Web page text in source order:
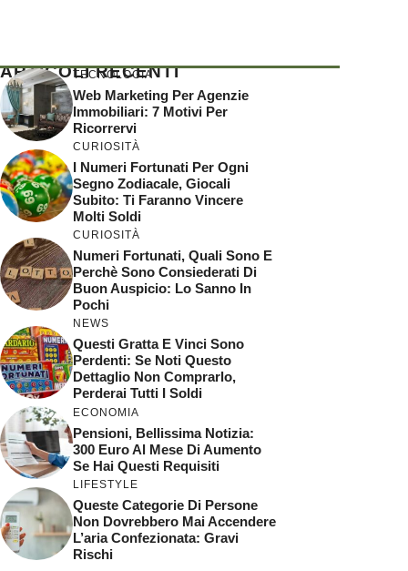
ARTICOLI RECENTI
TECNOLOGIA
Web Marketing Per Agenzie
Immobiliari: 7 Motivi Per
Ricorrervi
CURIOSITÀ
I Numeri Fortunati Per Ogni
Segno Zodiacale, Giocali
Subito: Ti Faranno Vincere
Molti Soldi
CURIOSITÀ
Numeri Fortunati, Quali Sono E
Perchè Sono Consiederati Di
Buon Auspicio: Lo Sanno In
Pochi
NEWS
Questi Gratta E Vinci Sono
Perdenti: Se Noti Questo
Dettaglio Non Comprarlo,
Perderai Tutti I Soldi
ECONOMIA
Pensioni, Bellissima Notizia:
300 Euro Al Mese Di Aumento
Se Hai Questi Requisiti
LIFESTYLE
Queste Categorie Di Persone
Non Dovrebbero Mai Accendere
L’aria Confezionata: Gravi
Rischi